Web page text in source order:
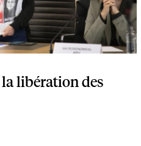
libération des